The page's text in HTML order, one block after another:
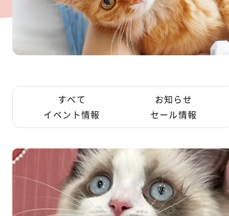
すべて
お知らせ
イベント情報
セール情報